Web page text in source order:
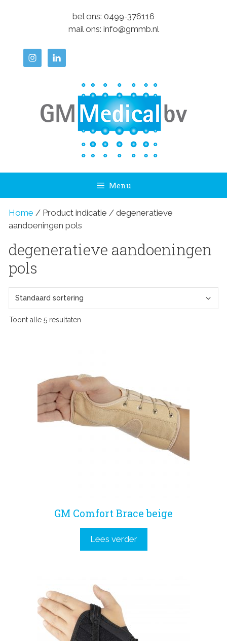
bel ons: 0499-376116
mail ons: info@gmmb.nl
Menu
Home / Product indicatie / degeneratieve
aandoeningen pols
degeneratieve aandoeningen
pols
Toont alle 5 resultaten
GM Comfort Brace beige
Lees verder